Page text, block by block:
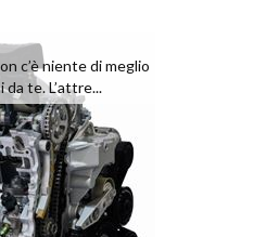
c’è niente di meglio
te. L’attre...